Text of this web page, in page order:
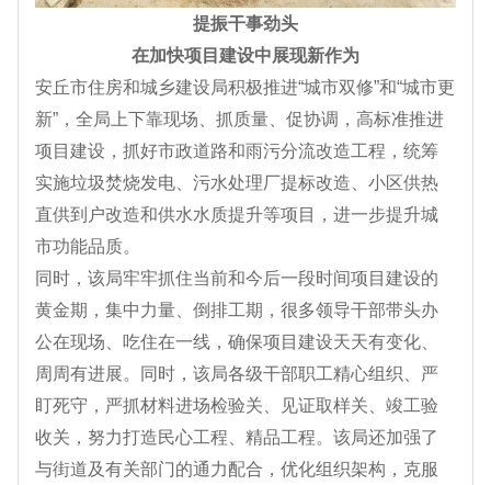
提振干事劲头
在加快项目建设中展现新作为
安丘市住房和城乡建设局积极推进“城市双修”和“城市更
新”，全局上下靠现场、抓质量、促协调，高标准推进
项目建设，抓好市政道路和雨污分流改造工程，统筹
实施垃圾焚烧发电、污水处理厂提标改造、小区供热
直供到户改造和供水水质提升等项目，进一步提升城
市功能品质。
同时，该局牢牢抓住当前和今后一段时间项目建设的
黄金期，集中力量、倒排工期，很多领导干部带头办
公在现场、吃住在一线，确保项目建设天天有变化、
周周有进展。同时，该局各级干部职工精心组织、严
盯死守，严抓材料进场检验关、见证取样关、竣工验
收关，努力打造民心工程、精品工程。该局还加强了
与街道及有关部门的通力配合，优化组织架构，克服